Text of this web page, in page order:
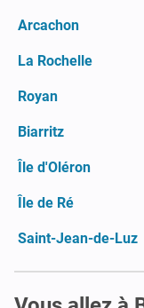
Arcachon
La Rochelle
Royan
Biarritz
Île d'Oléron
Île de Ré
Saint-Jean-de-Luz